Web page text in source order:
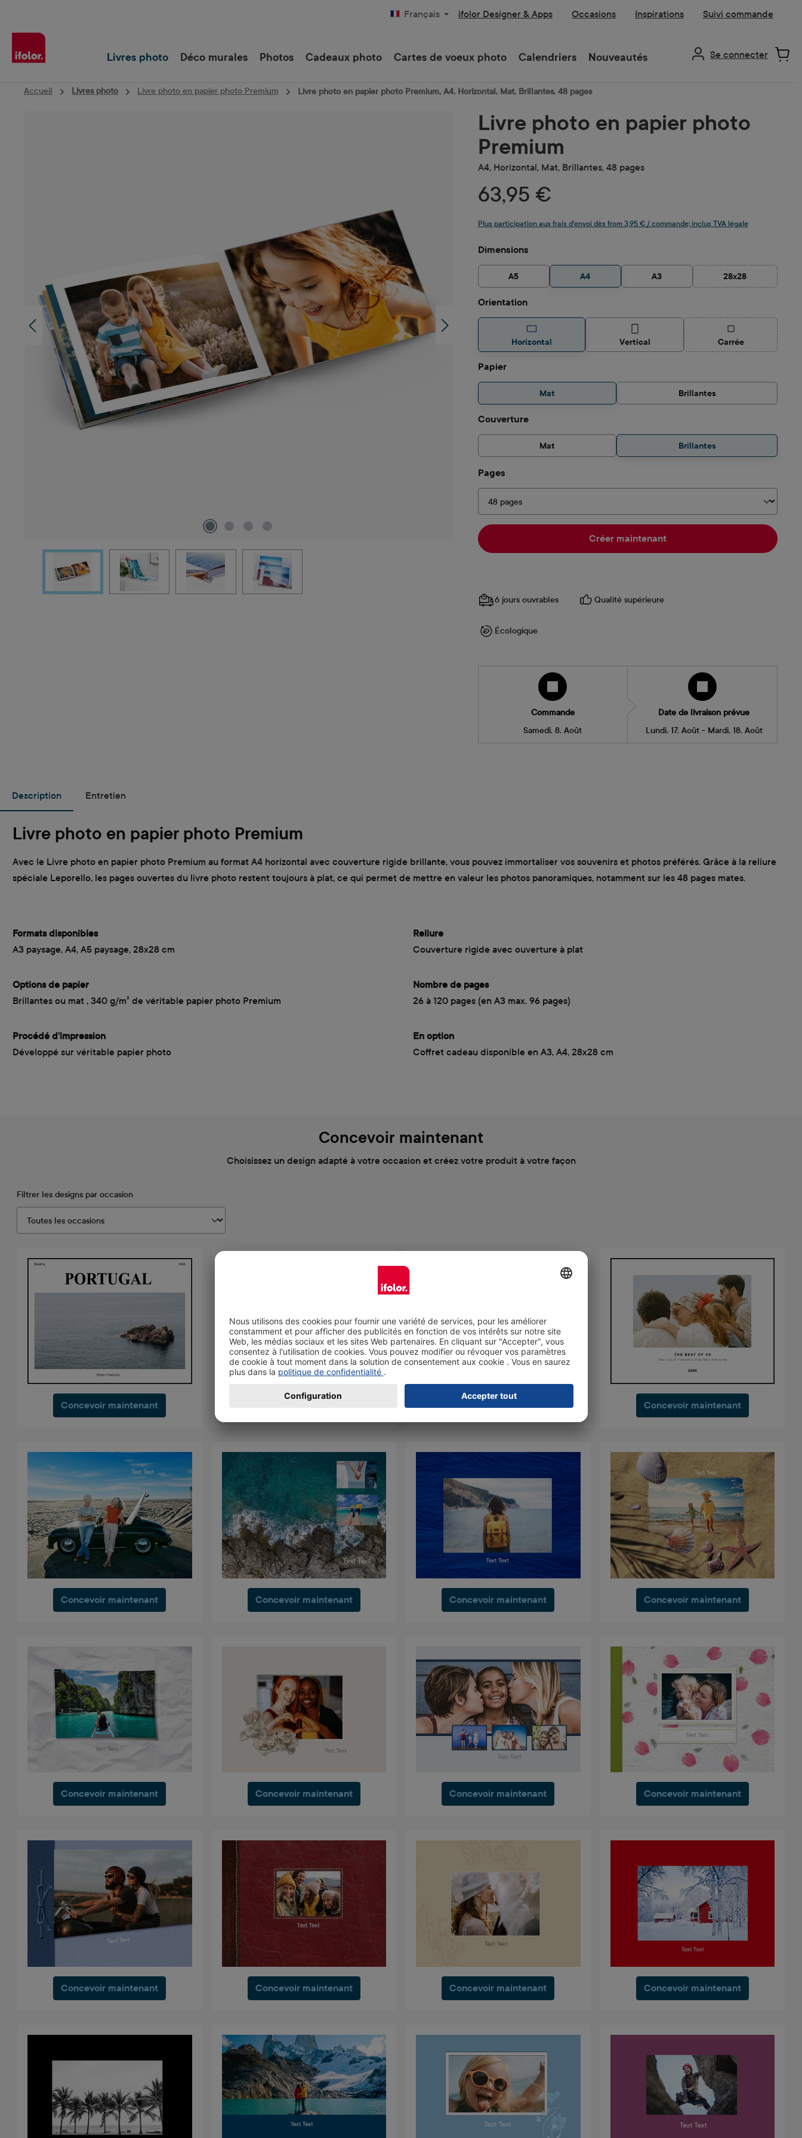
Français ifolor Designer & Apps Occasions Inspirations Suivi commande
Livres photo Déco murales Photos Cadeaux photo Cartes de voeux photo Calendriers Nouveautés Se connecter
Accueil Livres photo Livre photo en papier photo Premium Livre photo en papier photo Premium, A4, Horizontal, Mat, Brillantes, 48 pages
Livre photo en papier photo
Premium
A4, Horizontal, Mat, Brillantes, 48 pages
63,95 €
Plus participation aux frais d'envoi dès from 3,95 € / commande; inclus TVA légale
Sélectionnez
Dimensions
A5 A4 A3 28x28
(Cette option n'est
Sélectionnez
Orientation
Horizontal Vertical Carrée(Cette option n'est
Sélectionnez
Papier
Mat Brillantes
Sélectionnez
Couverture
Mat Brillantes
Sélectionnez
Pages
Créer maintenant
6 jours ouvrables Qualité supérieure
Écologique
Commande
Samedi, 8. Août
Date de livraison prévue
Lundi, 17. Août - Mardi, 18. Août
Description Entretien
Livre photo en papier photo Premium
Avec le Livre photo en papier photo Premium au format A4 horizontal avec couverture rigide brillante, vous pouvez immortaliser vos souvenirs et photos préférés. Grâce à la reliure
spéciale Leporello, les pages ouvertes du livre photo restent toujours à plat, ce qui permet de mettre en valeur les photos panoramiques, notamment sur les 48 pages mates.
Formats disponibles
A3 paysage, A4, A5 paysage, 28x28 cm
Options de papier
Brillantes ou mat , 340 g/m² de véritable papier photo Premium
Procédé d’impression
Développé sur véritable papier photo
Reliure
Couverture rigide avec ouverture à plat
Nombre de pages
26 à 120 pages (en A3 max. 96 pages)
En option
Coffret cadeau disponible en A3, A4, 28x28 cm
Concevoir maintenant
Choisissez un design adapté à votre occasion et créez votre produit à votre façon
Filtrer les designs par occasion
Concevoir maintenant Concevoir maintenant Concevoir maintenant
Concevoir maintenant Concevoir maintenant Concevoir maintenant Concevoir maintenant
Concevoir maintenant Concevoir maintenant Concevoir maintenant Concevoir maintenant
Concevoir maintenant Concevoir maintenant Concevoir maintenant Concevoir maintenant